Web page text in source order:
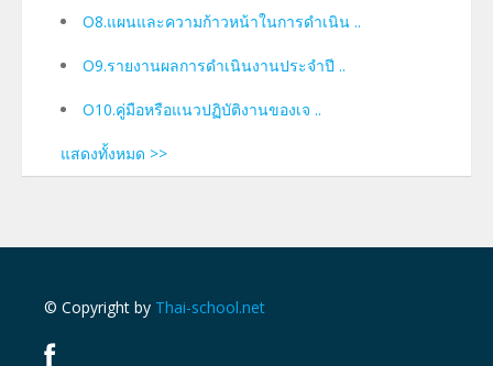
O8.แผนและความก้าวหน้าในการดำเนิน ..
O9.รายงานผลการดำเนินงานประจำปี ..
O10.คู่มือหรือแนวปฏิบัติงานของเจ ..
แสดงทั้งหมด >>
© Copyright by Thai-school.net